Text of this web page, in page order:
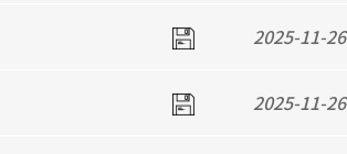
2025-11-26
2025-11-26